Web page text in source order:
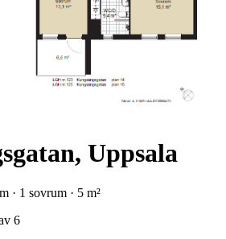
Uppsala
· 1 sovrum · 5 m²
6